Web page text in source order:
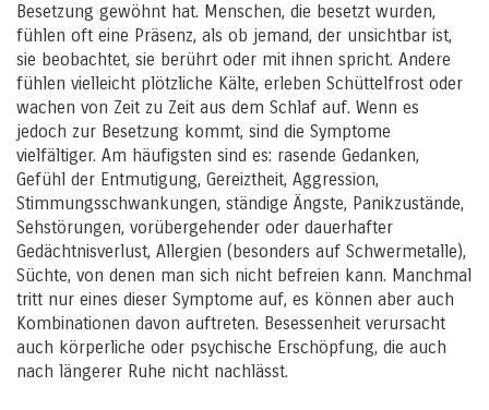
Besetzung gewöhnt hat. Menschen, die besetzt wurden,
fühlen oft eine Präsenz, als ob jemand, der unsichtbar ist,
sie beobachtet, sie berührt oder mit ihnen spricht. Andere
fühlen vielleicht plötzliche Kälte, erleben Schüttelfrost oder
wachen von Zeit zu Zeit aus dem Schlaf auf. Wenn es
jedoch zur Besetzung kommt, sind die Symptome
vielfältiger. Am häufigsten sind es: rasende Gedanken,
Gefühl der Entmutigung, Gereiztheit, Aggression,
Stimmungsschwankungen, ständige Ängste, Panikzustände,
Sehstörungen, vorübergehender oder dauerhafter
Gedächtnisverlust, Allergien (besonders auf Schwermetalle),
Süchte, von denen man sich nicht befreien kann. Manchmal
tritt nur eines dieser Symptome auf, es können aber auch
Kombinationen davon auftreten. Besessenheit verursacht
auch körperliche oder psychische Erschöpfung, die auch
nach längerer Ruhe nicht nachlässt.